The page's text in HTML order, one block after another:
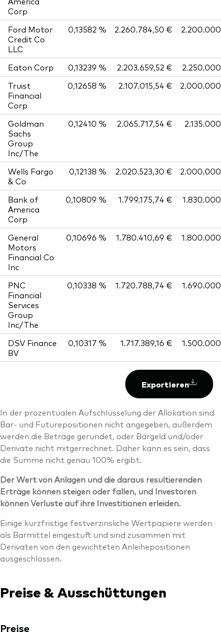
Corp
Ford Motor
Credit Co
LLC
0,13582 % 2.260.784,50 € 2.200.000
Eaton Corp 0,13239 % 2.203.659,52 €
2.250.000
Truist
Financial
Corp
0,12658 % 2.107.015,54 € 2.000.000
Goldman
Sachs
Group
Inc/The
0,12410 % 2.065.717,54 € 2.135.000
Wells Fargo
& Co
0,12138 % 2.020.523,30 € 2.000.000
Bank of
America
Corp
0,10809 % 1.799.175,74 € 1.830.000
General
Motors
Financial Co
Inc
0,10696 % 1.780.410,69 € 1.800.000
PNC
Financial
Services
Group
Inc/The
0,10338 % 1.720.788,74 € 1.690.000
DSV Finance
BV
0,10317 % 1.717.389,16 € 1.500.000
Exportieren
In der prozentualen Aufschlüsselung der Allokation sind
Bar- und Futurepositionen nicht angegeben, außerdem
werden die Beträge gerundet, oder Bargeld und/oder
Derivate nicht mitgerrechnet. Daher kann es sein, dass
die Summe nicht genau 100% ergibt.
Der Wert von Anlagen und die daraus resultierenden
Erträge können steigen oder fallen, und Investoren
können Verluste auf ihre Investitionen erleiden.
Einige kurzfristige festverzinsliche Wertpapiere werden
als Barmittel eingestuft und sind zusammen mit
Derivaten von den gewichteten Anleihepositionen
ausgeschlossen.
Preise & Ausschüttungen
Preise